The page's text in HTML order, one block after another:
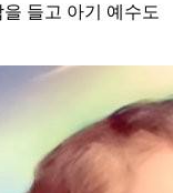
들고 아기 예수도